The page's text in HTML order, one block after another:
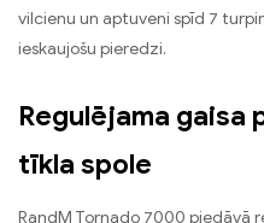
vilcienu un aptuveni spīd 7
ieskaujošu pieredzi.
Regulējama gaisa
tīkla spole
RandM Tornado 7000 piedāvā